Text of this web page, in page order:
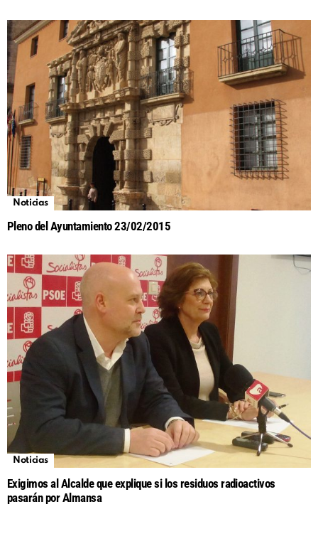
Noticias
Pleno del Ayuntamiento 23/02/2015
Noticias
Exigimos al Alcalde que explique si los residuos radioactivos
pasarán por Almansa